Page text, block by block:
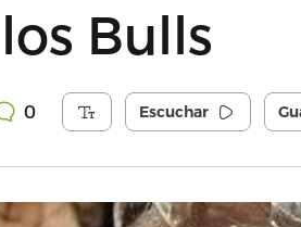
Bulls
0 Escuchar